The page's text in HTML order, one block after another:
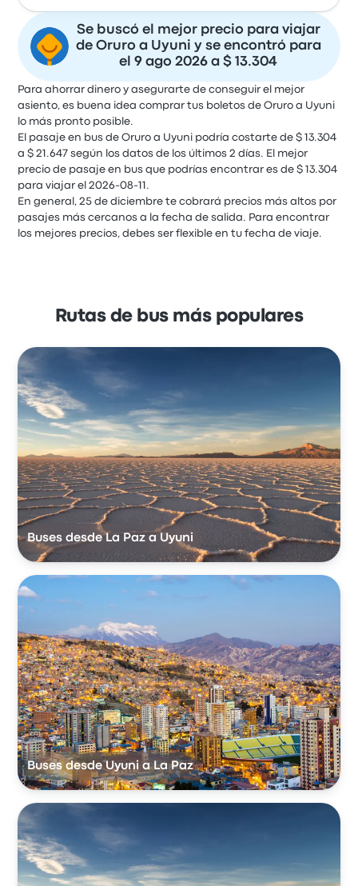
Se buscó el mejor precio para viajar
de Oruro a Uyuni y se encontró para
el 9 ago 2026 a $ 13.304
Para ahorrar dinero y asegurarte de conseguir el mejor
asiento, es buena idea comprar tus boletos de Oruro a Uyuni
lo más pronto posible.
El pasaje en bus de Oruro a Uyuni podría costarte de $ 13.304
a $ 21.647 según los datos de los últimos 2 días. El mejor
precio de pasaje en bus que podrías encontrar es de $ 13.304
para viajar el 2026-08-11.
En general, 25 de diciembre te cobrará precios más altos por
pasajes más cercanos a la fecha de salida. Para encontrar
los mejores precios, debes ser flexible en tu fecha de viaje.
Rutas de bus más populares
Buses desde La Paz a Uyuni
Buses desde Uyuni a La Paz